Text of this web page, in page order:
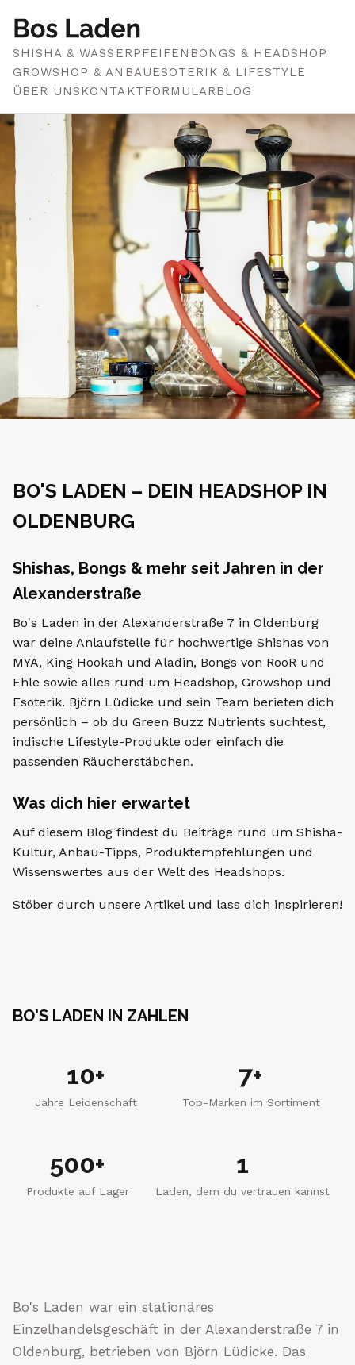
SHISHA & WASSERPFEIFEN BONGS & HEADSHOP
GROWSHOP & ANBAUESOTERIK & LIFESTYLE
ÜBER UNSKONTAKTFORMULARBLOG
Einzelhandelsgeschäft in der Alexanderstraße
BO'S LADEN – DEIN HEADSHOP IN
OLDENBURG
Shishas, Bongs & mehr seit Jahren in der
Alexanderstraße
Bo's Laden in der Alexanderstraße 7 in Oldenburg
war deine Anlaufstelle für hochwertige Shishas von
MYA, King Hookah und Aladin, Bongs von RooR und
Ehle sowie alles rund um Headshop, Growshop und
Esoterik. Björn Lüdicke und sein Team berieten dich
persönlich – ob du Green Buzz Nutrients suchtest,
indische Lifestyle-Produkte oder einfach die
passenden Räucherstäbchen.
Was dich hier erwartet
Auf diesem Blog findest du Beiträge rund um Shisha-
Kultur, Anbau-Tipps, Produktempfehlungen und
Wissenswertes aus der Welt des Headshops.
Stöber durch unsere Artikel und lass dich inspirieren!
BO'S LADEN IN ZAHLEN
10+
Jahre Leidenschaft
7+
Top-Marken im Sortiment
500+
Produkte auf Lager
1
Laden, dem du vertrauen kannst
Bo's Laden war ein stationäres
Einzelhandelsgeschäft in der Alexanderstraße 7 in
Oldenburg, betrieben von Björn Lüdicke. Das